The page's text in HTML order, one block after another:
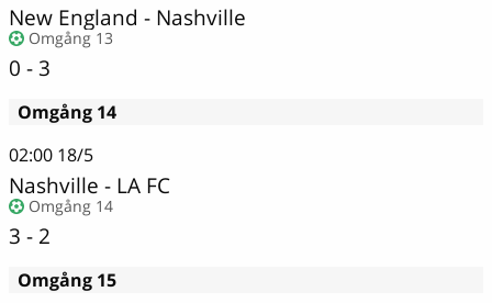
New England - Nashville
Omgång 13
0 - 3
Omgång 14
02:00 18/5
Nashville - LA FC
Omgång 14
3 - 2
Omgång 15